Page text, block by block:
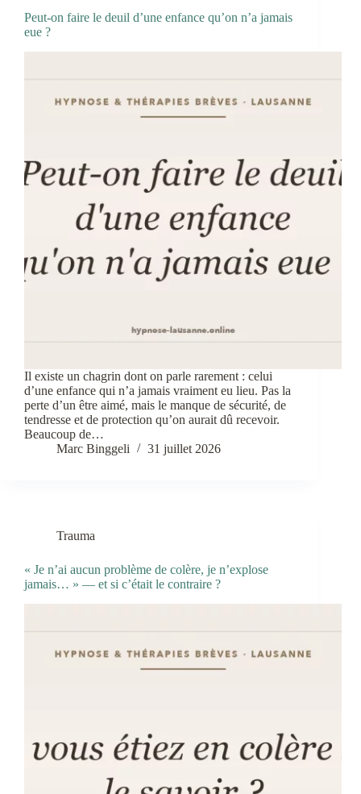
Peut-on faire le deuil d’une enfance qu’on n’a jamais
eue ?
Il existe un chagrin dont on parle rarement : celui
d’une enfance qui n’a jamais vraiment eu lieu. Pas la
perte d’un être aimé, mais le manque de sécurité, de
tendresse et de protection qu’on aurait dû recevoir.
Beaucoup de…
Marc Binggeli
31 juillet 2026
Trauma
« Je n’ai aucun problème de colère, je n’explose
jamais… » — et si c’était le contraire ?